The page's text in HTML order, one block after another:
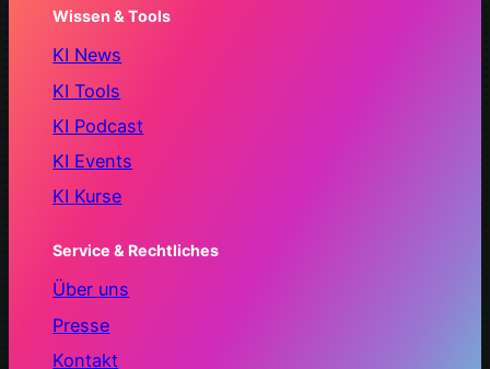
Wissen & Tools
KI News
KI Tools
KI Podcast
KI Events
KI Kurse
Service & Rechtliches
Über uns
Presse
Kontakt